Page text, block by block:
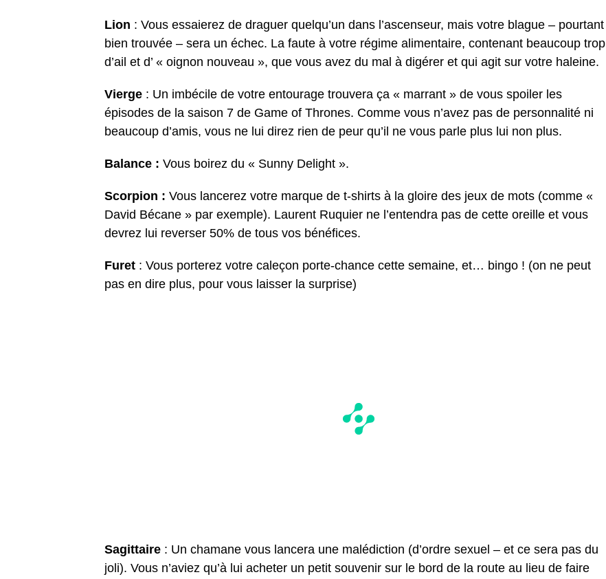
Lion : Vous essaierez de draguer quelqu’un dans l’ascenseur, mais votre blague – pourtant
bien trouvée – sera un échec. La faute à votre régime alimentaire, contenant beaucoup trop
d’ail et d’ « oignon nouveau », que vous avez du mal à digérer et qui agit sur votre haleine.
Vierge : Un imbécile de votre entourage trouvera ça « marrant » de vous spoiler les
épisodes de la saison 7 de Game of Thrones. Comme vous n’avez pas de personnalité ni
beaucoup d’amis, vous ne lui direz rien de peur qu’il ne vous parle plus lui non plus.
Balance : Vous boirez du « Sunny Delight ».
Scorpion : Vous lancerez votre marque de t-shirts à la gloire des jeux de mots (comme «
David Bécane » par exemple). Laurent Ruquier ne l’entendra pas de cette oreille et vous
devrez lui reverser 50% de tous vos bénéfices.
Furet : Vous porterez votre caleçon porte-chance cette semaine, et… bingo ! (on ne peut
pas en dire plus, pour vous laisser la surprise)
Sagittaire : Un chamane vous lancera une malédiction (d’ordre sexuel – et ce sera pas du
joli). Vous n’aviez qu’à lui acheter un petit souvenir sur le bord de la route au lieu de faire